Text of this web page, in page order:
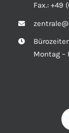
Fax.: +49
Montag –